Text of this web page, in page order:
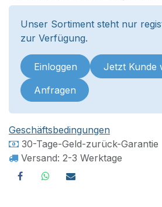
Unser Sortiment steht nur
zur Verfügung.
Einloggen Jetzt Kunde
Anfragen
Geschäftsbedingungen
30-Tage-Geld-zurück-Garantie
Versand: 2-3 Werktage